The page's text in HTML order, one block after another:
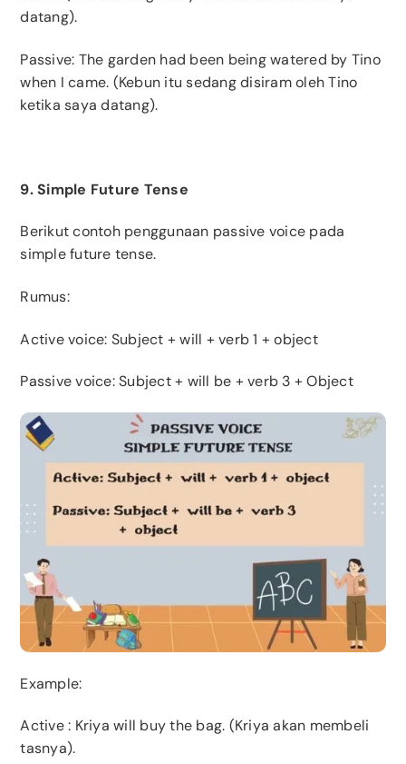
datang).
Passive: The garden had been being watered by Tino
when I came. (Kebun itu sedang disiram oleh Tino
ketika saya datang).
9. Simple Future Tense
Berikut contoh penggunaan passive voice pada
simple future tense.
Rumus:
Active voice: Subject + will + verb 1 + object
Passive voice: Subject + will be + verb 3 + Object
Example:
Active : Kriya will buy the bag. (Kriya akan membeli
tasnya).